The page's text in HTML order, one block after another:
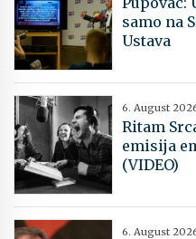
samo na
Ustava
6. August
Ritam
emisija
(VIDEO)
6. August